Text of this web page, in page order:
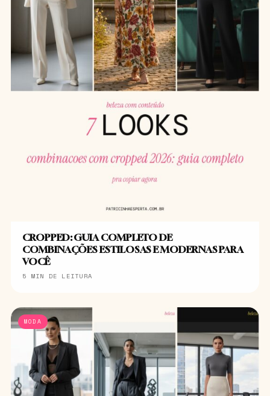
CROPPED: GUIA COMPLETO DE
COMBINAÇÕES ESTILOSAS E MODERNAS PARA
VOCÊ
5 MIN DE LEITURA
MODA